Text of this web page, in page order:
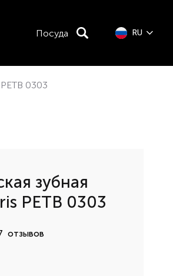
Посуда RU
0303
зубная
PETB 0303
отзывов